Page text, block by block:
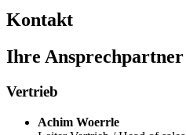
Kontakt
Ihre Ansprechpartner
Vertrieb
Achim Woerrle